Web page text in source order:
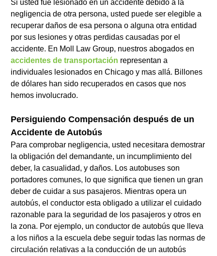
Si usted fue lesionado en un accidente debido a la
negligencia de otra persona, usted puede ser elegible a
recuperar daños de esa persona o alguna otra entidad
por sus lesiones y otras perdidas causadas por el
accidente. En Moll Law Group, nuestros abogados en
accidentes de transportación representan a
individuales lesionados en Chicago y mas allá. Billones
de dólares han sido recuperados en casos que nos
hemos involucrado.
Persiguiendo Compensación después de un
Accidente de Autobús
Para comprobar negligencia, usted necesitara demostrar
la obligación del demandante, un incumplimiento del
deber, la casualidad, y daños. Los autobuses son
portadores comunes, lo que significa que tienen un gran
deber de cuidar a sus pasajeros. Mientras opera un
autobús, el conductor esta obligado a utilizar el cuidado
razonable para la seguridad de los pasajeros y otros en
la zona. Por ejemplo, un conductor de autobús que lleva
a los niños a la escuela debe seguir todas las normas de
circulación relativas a la conducción de un autobús